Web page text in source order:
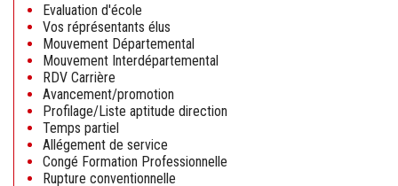
Evaluation d'école
Vos réprésentants élus
Mouvement Départemental
Mouvement Interdépartemental
RDV Carrière
Avancement/promotion
Profilage/Liste aptitude direction
Temps partiel
Allégement de service
Congé Formation Professionnelle
Rupture conventionnelle